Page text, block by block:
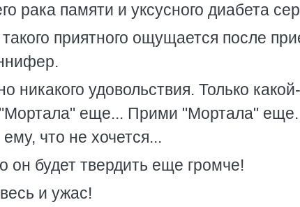
рака памяти и уксусного диабета
приятного ощущается после
никакого удовольствия. Только
еще... Прими "Мортала"
что не хочется...
он будет твердить еще громче!
и ужас!